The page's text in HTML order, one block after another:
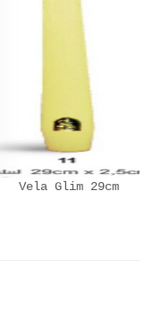
Vela Glim 29cm